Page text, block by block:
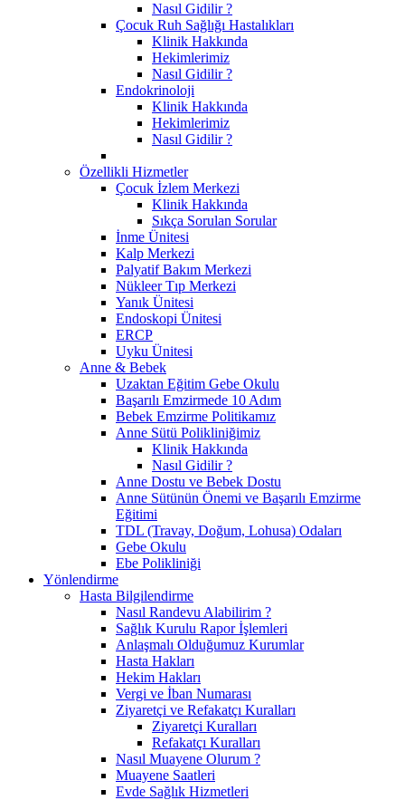
Nasıl Gidilir ?
Çocuk Ruh Sağlığı Hastalıkları
Klinik Hakkında
Hekimlerimiz
Nasıl Gidilir ?
Endokrinoloji
Klinik Hakkında
Hekimlerimiz
Nasıl Gidilir ?
Özellikli Hizmetler
Çocuk İzlem Merkezi
Klinik Hakkında
Sıkça Sorulan Sorular
İnme Ünitesi
Kalp Merkezi
Palyatif Bakım Merkezi
Nükleer Tıp Merkezi
Yanık Ünitesi
Endoskopi Ünitesi
ERCP
Uyku Ünitesi
Anne & Bebek
Uzaktan Eğitim Gebe Okulu
Başarılı Emzirmede 10 Adım
Bebek Emzirme Politikamız
Anne Sütü Polikliniğimiz
Klinik Hakkında
Nasıl Gidilir ?
Anne Dostu ve Bebek Dostu
Anne Sütünün Önemi ve Başarılı Emzirme
Eğitimi
TDL (Travay, Doğum, Lohusa) Odaları
Gebe Okulu
Ebe Polikliniği
Yönlendirme
Hasta Bilgilendirme
Nasıl Randevu Alabilirim ?
Sağlık Kurulu Rapor İşlemleri
Anlaşmalı Olduğumuz Kurumlar
Hasta Hakları
Hekim Hakları
Vergi ve İban Numarası
Ziyaretçi ve Refakatçı Kuralları
Ziyaretçi Kuralları
Refakatçı Kuralları
Nasıl Muayene Olurum ?
Muayene Saatleri
Evde Sağlık Hizmetleri